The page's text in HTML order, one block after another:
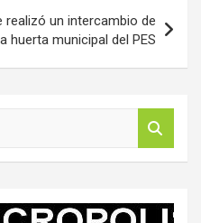
realizó un intercambio de
huerta municipal del PES